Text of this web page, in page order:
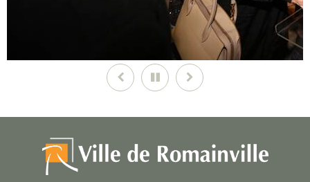
PrécédentPause Suivant